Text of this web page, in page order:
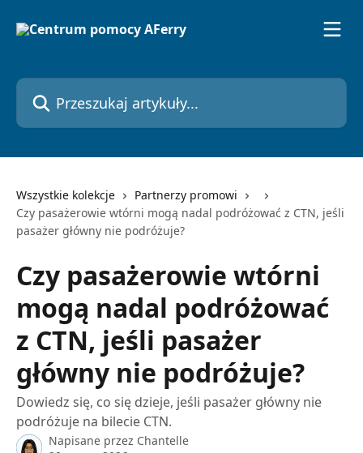
Przeszukaj artykuły...
Wszystkie kolekcje
Partnerzy promowi
Czy pasażerowie wtórni mogą nadal podróżować z CTN, jeśli
pasażer główny nie podróżuje?
Czy pasażerowie wtórni
mogą nadal podróżować
z CTN, jeśli pasażer
główny nie podróżuje?
Dowiedz się, co się dzieje, jeśli pasażer główny nie
podróżuje na bilecie CTN.
Napisane przez Chantelle